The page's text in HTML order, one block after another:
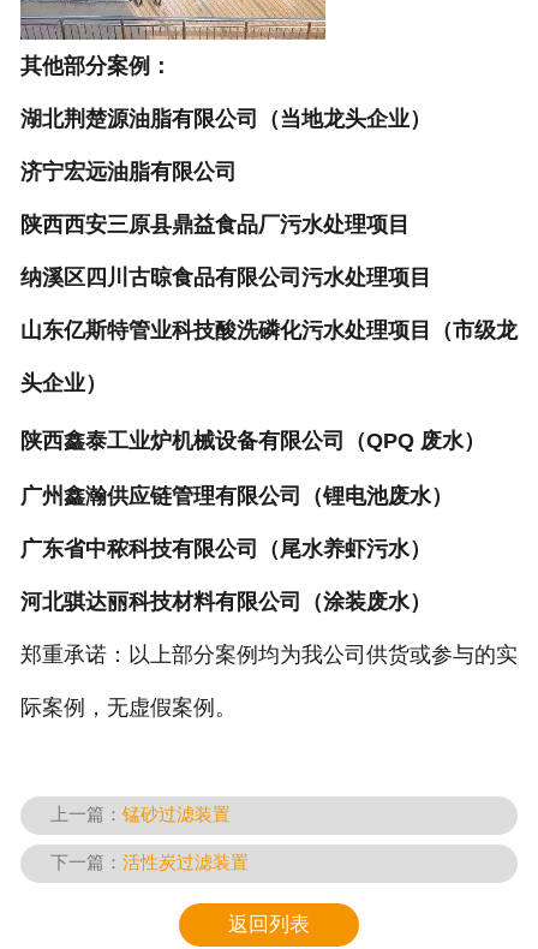
其他部分案例：
湖北荆楚源油脂有限公司（当地龙头企业）
济宁宏远油脂有限公司
陕西西安三原县鼎益食品厂污水处理项目
纳溪区四川古晾食品有限公司污水处理项目
山东亿斯特管业科技酸洗磷化污水处理项目（市级龙
头企业）
陕西鑫泰工业炉机械设备有限公司（QPQ 废水）
广州鑫瀚供应链管理有限公司（锂电池废水）
广东省中秾科技有限公司（尾水养虾污水）
河北骐达丽科技材料有限公司（涂装废水）
郑重承诺：以上部分案例均为我公司供货或参与的实
际案例，无虚假案例。
上一篇： 锰砂过滤装置
下一篇： 活性炭过滤装置
返回列表